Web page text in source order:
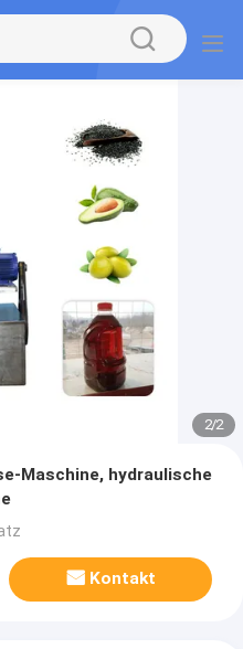
2/2
Maschine, hydraulische
Kontakt